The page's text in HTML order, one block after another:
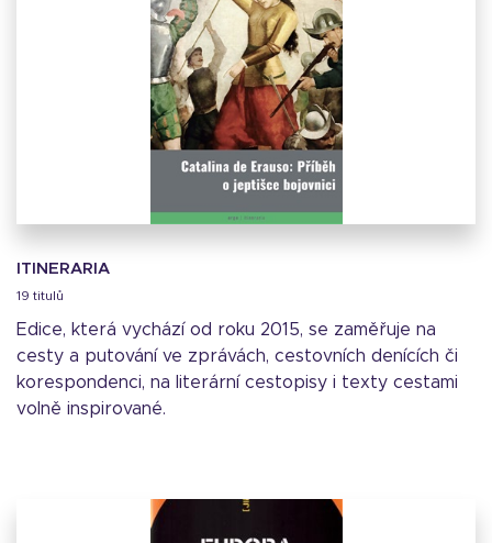
ITINERARIA
19 titulů
Edice, která vychází od roku 2015, se zaměřuje na
cesty a putování ve zprávách, cestovních denících či
korespondenci, na literární cestopisy i texty cestami
volně inspirované.